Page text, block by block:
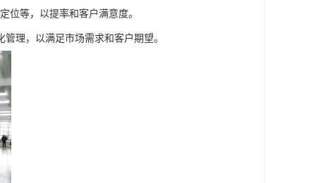
位等，以提率和客户满意度。
理，以满足市场需求和客户期望。